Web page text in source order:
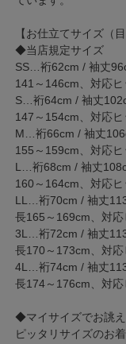
【お仕立てサイズ（目
◆当店規定サイズ
SS…裄62cm / 袖丈
141～146cm、対応ヒ
S…裄64cm / 袖丈
147～154cm、対応ヒ
M…裄66cm / 袖丈
155～159cm、対応ヒ
L…裄68cm / 袖丈
160～164cm、対応ヒ
LL…裄70cm / 袖丈
長165～169cm、対応
3L…裄72cm / 袖丈
長170～173cm、対応
4L…裄74cm / 袖丈
長174～176cm、対応
◆マイサイズでお誂え
ピッタリサイズのお